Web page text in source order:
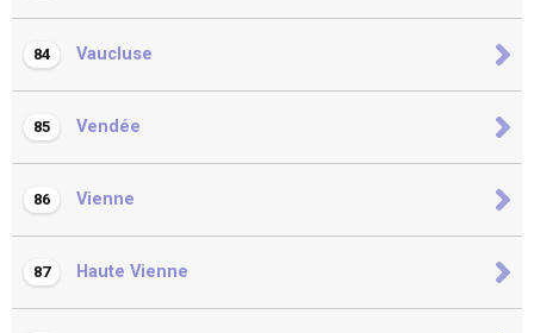
84 Vaucluse
85 Vendée
86 Vienne
87 Haute Vienne